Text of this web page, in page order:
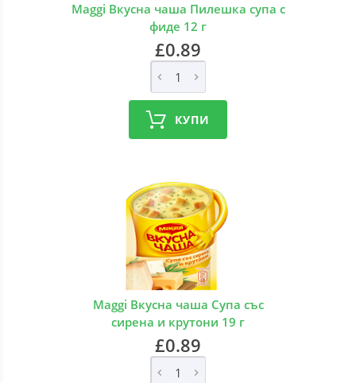
Maggi Вкусна чаша Пилешка супа с
фиде 12 г
£0.89
КУПИ
Maggi Вкусна чаша Супа със
сирена и крутони 19 г
£0.89